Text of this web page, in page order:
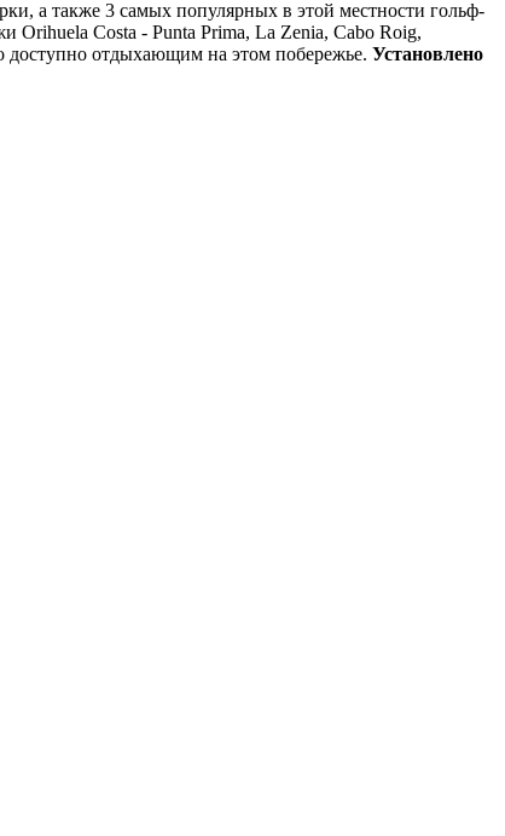
а также 3 самых популярных в этой местности гольф-
Оrihuela Costa - Punta Prima, La Zenia, Cabo Roig,
доступно отдыхающим на этом побережье. Установлено